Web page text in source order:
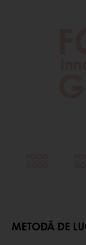
METODĂ DE